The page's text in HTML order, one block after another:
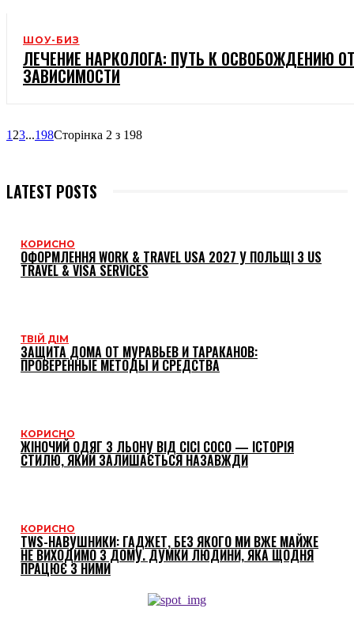
ШОУ-БИЗ
ЛЕЧЕНИЕ НАРКОЛОГА: ПУТЬ К ОСВОБОЖДЕНИЮ ОТ
ЗАВИСИМОСТИ
1 23...198Сторінка 2 з 198
LATEST POSTS
КОРИСНО
ОФОРМЛЕННЯ WORK & TRAVEL USA 2027 У ПОЛЬЩІ З US
TRAVEL & VISA SERVICES
ТВІЙ ДІМ
ЗАЩИТА ДОМА ОТ МУРАВЬЕВ И ТАРАКАНОВ:
ПРОВЕРЕННЫЕ МЕТОДЫ И СРЕДСТВА
КОРИСНО
ЖІНОЧИЙ ОДЯГ З ЛЬОНУ ВІД CICI COCO — ІСТОРІЯ
СТИЛЮ, ЯКИЙ ЗАЛИШАЄТЬСЯ НАЗАВЖДИ
КОРИСНО
TWS-НАВУШНИКИ: ГАДЖЕТ, БЕЗ ЯКОГО МИ ВЖЕ МАЙЖЕ
НЕ ВИХОДИМО З ДОМУ. ДУМКИ ЛЮДИНИ, ЯКА ЩОДНЯ
ПРАЦЮЄ З НИМИ